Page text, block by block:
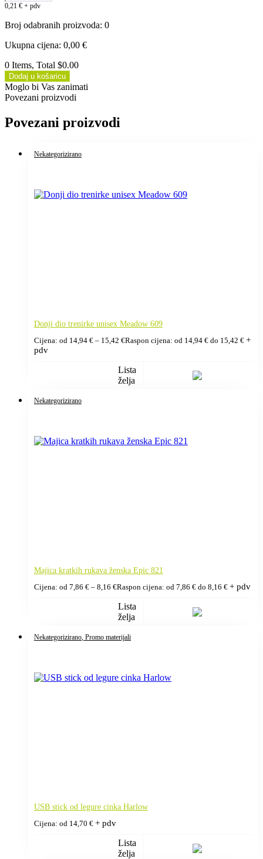
0,21 € + pdv
Broj odabranih proizvoda: 0
Ukupna cijena: 0,00 €
0 Items, Total $0.00
Dodaj u košaricu
Moglo bi Vas zanimati
Povezani proizvodi
Povezani proizvodi
Nekategorizirano
Donji dio trenirke unisex Meadow 609
Cijena: od 14,94 € – 15,42 €Raspon cijena: od 14,94 € do 15,42 € +
pdv
Lista
želja
Nekategorizirano
Majica kratkih rukava ženska Epic 821
Cijena: od 7,86 € – 8,16 €Raspon cijena: od 7,86 € do 8,16 € + pdv
Lista
želja
Nekategorizirano , Promo materijali
USB stick od legure cinka Harlow
Cijena: od 14,70 € + pdv
Lista
želja